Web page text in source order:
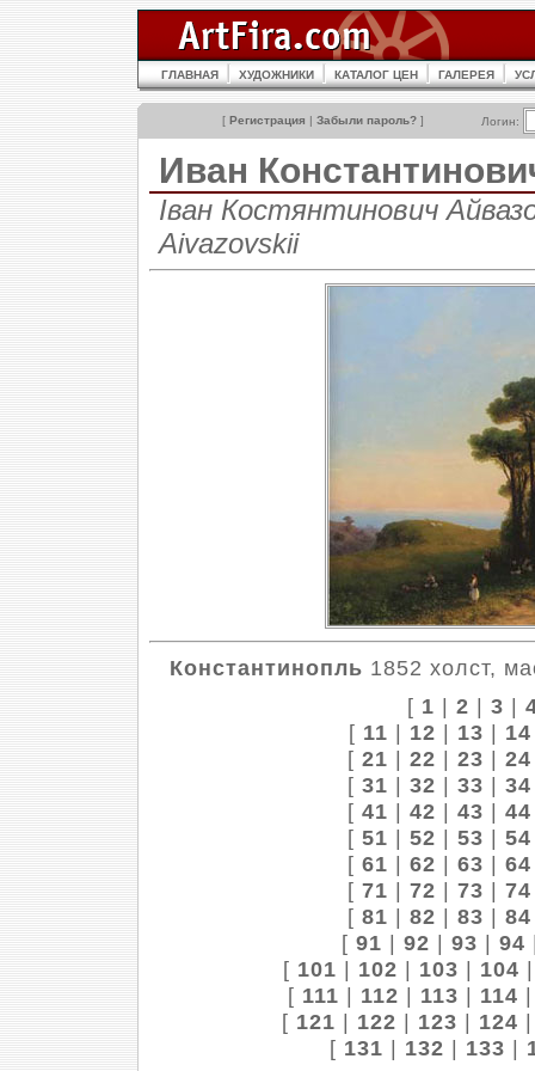
ГЛАВНАЯ ХУДОЖНИКИ КАТАЛОГ ЦЕН ГАЛЕРЕЯ
[ Регистрация | Забыли пароль? ] Логин:
Иван
Іван Костянтинович
Aivazovskii
Константинопль 1852 холст,
[ 1 | 2 | 3 |
[ 11 | 12 | 13 | 14
[ 21 | 22 | 23 | 24
[ 31 | 32 | 33 | 34
[ 41 | 42 | 43 | 44
[ 51 | 52 | 53 | 54
[ 61 | 62 | 63 | 64
[ 71 | 72 | 73 | 74
[ 81 | 82 | 83 | 84
[ 91 | 92 | 93 | 94
[ 101 | 102 | 103 | 104
[ 111 | 112 | 113 | 114
[ 121 | 122 | 123 | 124
[ 131 | 132 | 133 |